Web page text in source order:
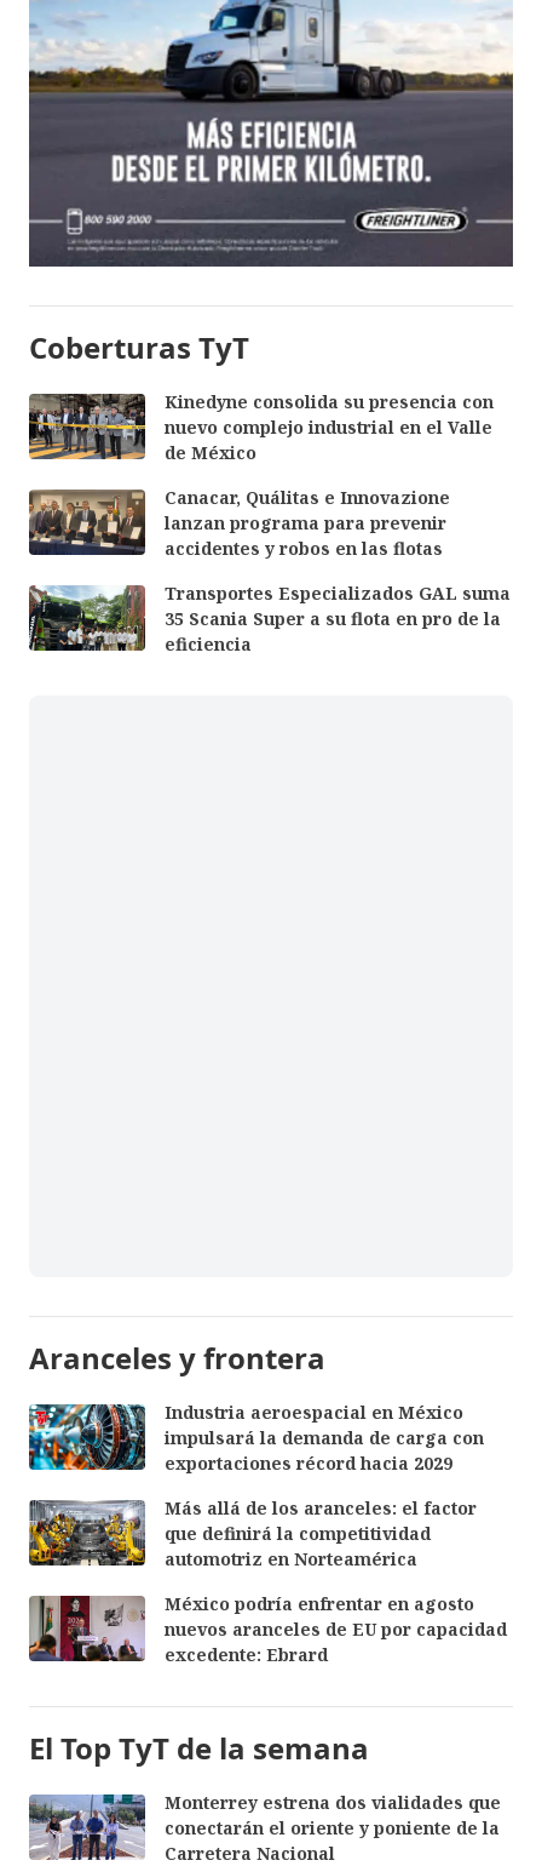
Coberturas TyT
Kinedyne consolida su presencia con
nuevo complejo industrial en el Valle
de México
Canacar, Quálitas e Innovazione
lanzan programa para prevenir
accidentes y robos en las flotas
Transportes Especializados GAL suma
35 Scania Super a su flota en pro de la
eficiencia
Aranceles y frontera
Industria aeroespacial en México
impulsará la demanda de carga con
exportaciones récord hacia 2029
Más allá de los aranceles: el factor
que definirá la competitividad
automotriz en Norteamérica
México podría enfrentar en agosto
nuevos aranceles de EU por capacidad
excedente: Ebrard
El Top TyT de la semana
Monterrey estrena dos vialidades que
conectarán el oriente y poniente de la
Carretera Nacional